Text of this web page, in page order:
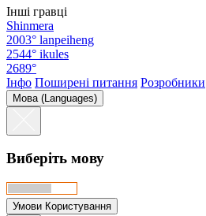
Інші гравці
Shinmera
2003° lanpeiheng
2544° ikules
2689°
Інфо Поширені питання Розробники
Мова (Languages)
Виберіть мову
Умови Користування